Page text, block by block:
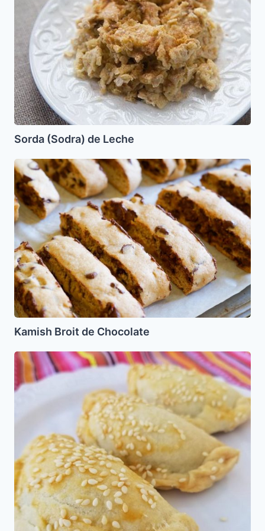
Leche
Sorda (Sodra) de Leche
Kamish
Broit
de
Chocolate
Kamish Broit de Chocolate
Borrecas